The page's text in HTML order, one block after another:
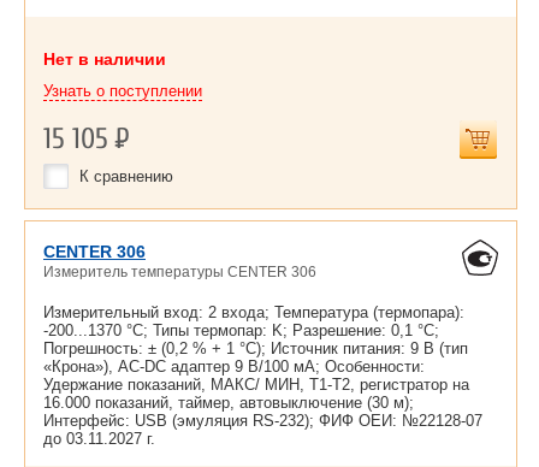
Нет в наличии
Узнать о поступлении
15 105Р
К сравнению
CENTER 306
Измеритель температуры CENTER 306
Измерительный вход: 2 входа; Температура (термопара):
-200...1370 °С; Типы термопар: K; Разрешение: 0,1 °С;
Погрешность: ± (0,2 % + 1 °С); Источник питания: 9 В (тип
«Крона»), AC-DC адаптер 9 В/100 мА; Особенности:
Удержание показаний, МАКС/ МИН, Т1-Т2, регистратор на
16.000 показаний, таймер, автовыключение (30 м);
Интерфейс: USB (эмуляция RS-232); ФИФ ОЕИ: №22128-07
до 03.11.2027 г.